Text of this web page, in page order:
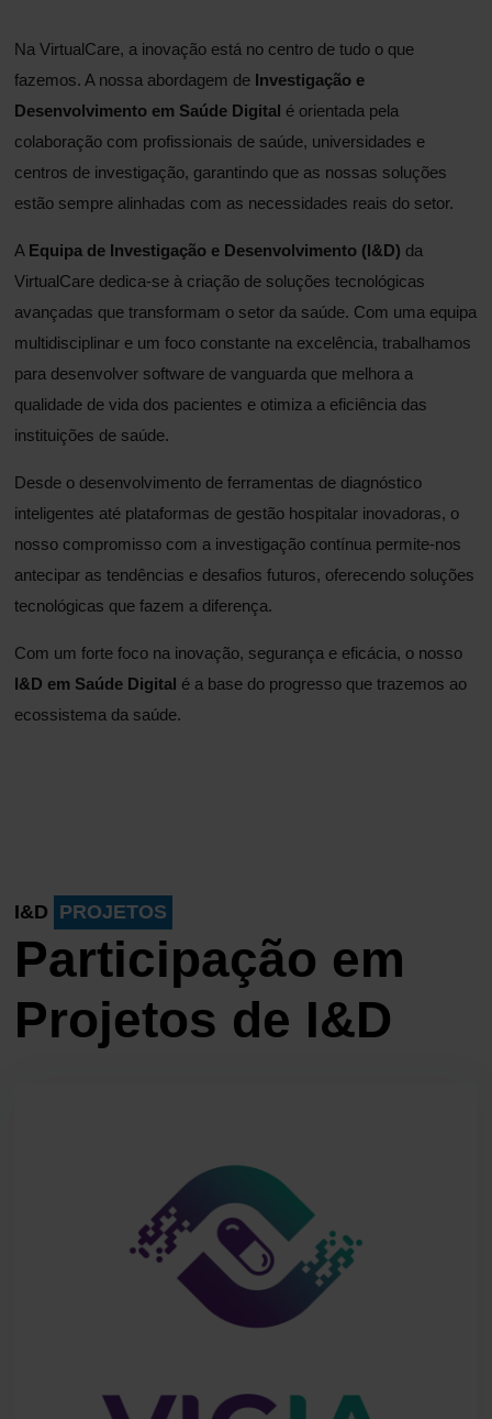
Na VirtualCare, a inovação está no centro de tudo o que
fazemos. A nossa abordagem de Investigação e
Desenvolvimento em Saúde Digital é orientada pela
colaboração com profissionais de saúde, universidades e
centros de investigação, garantindo que as nossas soluções
estão sempre alinhadas com as necessidades reais do setor.
A Equipa de Investigação e Desenvolvimento (I&D) da
VirtualCare dedica-se à criação de soluções tecnológicas
avançadas que transformam o setor da saúde. Com uma equipa
multidisciplinar e um foco constante na excelência, trabalhamos
para desenvolver software de vanguarda que melhora a
qualidade de vida dos pacientes e otimiza a eficiência das
instituições de saúde.
Desde o desenvolvimento de ferramentas de diagnóstico
inteligentes até plataformas de gestão hospitalar inovadoras, o
nosso compromisso com a investigação contínua permite-nos
antecipar as tendências e desafios futuros, oferecendo soluções
tecnológicas que fazem a diferença.
Com um forte foco na inovação, segurança e eficácia, o nosso
I&D em Saúde Digital é a base do progresso que trazemos ao
ecossistema da saúde.
I&D PROJETOS
Participação em
Projetos de I&D